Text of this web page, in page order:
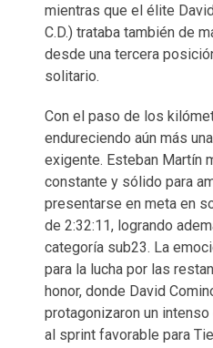
mientras que el élite
C.D.) trataba también de
desde una tercera
solitario.
Con el paso de los
endureciendo aún más
exigente. Esteban Martín
constante y sólido para
presentarse en meta en
de 2:32:11, logrando
categoría sub23. La
para la lucha por las
honor, donde David
protagonizaron un
al sprint favorable para